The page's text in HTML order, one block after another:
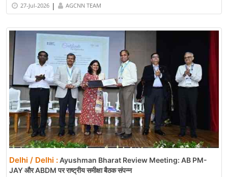
27-Jul-2026 | AGCNN TEAM
Delhi / Delhi :Ayushman Bharat Review Meeting: AB PM-
JAY और ABDM पर राष्ट्रीय समीक्षा बैठक संपन्न